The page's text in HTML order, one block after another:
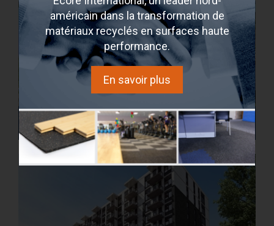
Evolo
Montreal, Quebec, Canada
américain dans la transformation de
matériaux recyclés en surfaces haute
performance.
En savoir plus